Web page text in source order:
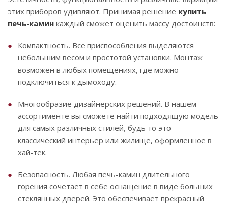
этих приборов удивляют. Принимая решение купить
печь-камин каждый сможет оценить массу достоинств:
Компактность. Все приспособления выделяются
небольшим весом и простотой установки. Монтаж
возможен в любых помещениях, где можно
подключиться к дымоходу.
Многообразие дизайнерских решений. В нашем
ассортименте вы сможете найти подходящую модель
для самых различных стилей, будь то это
классический интерьер или жилище, оформленное в
хай-тек.
Безопасность. Любая печь-камин длительного
горения сочетает в себе оснащение в виде больших
стеклянных дверей. Это обеспечивает прекрасный